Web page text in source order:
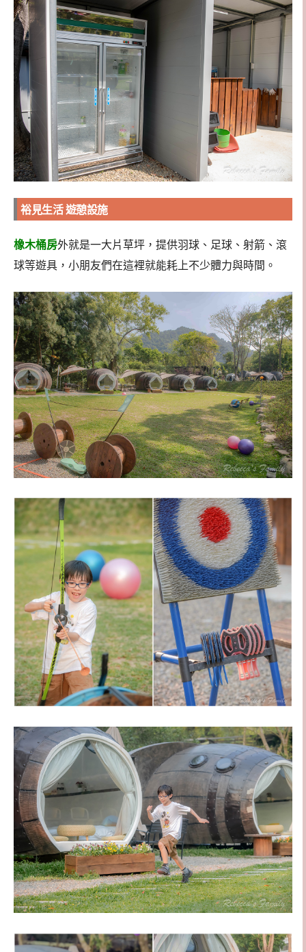
裕見生活 遊憩設施
橡木桶房外就是一大片草坪，提供羽球、足球、射箭、滾
球等遊具，小朋友們在這裡就能耗上不少體力與時間。